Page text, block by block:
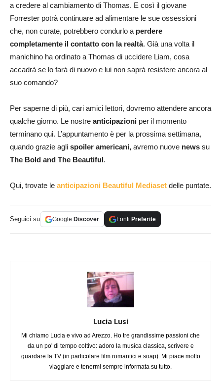
a credere al cambiamento di Thomas. E così il giovane
Forrester potrà continuare ad alimentare le sue ossessioni
che, non curate, potrebbero condurlo a perdere
completamente il contatto con la realtà. Già una volta il
manichino ha ordinato a Thomas di uccidere Liam, cosa
accadrà se lo farà di nuovo e lui non saprà resistere ancora al
suo comando?
Per saperne di più, cari amici lettori, dovremo attendere ancora
qualche giorno. Le nostre anticipazioni per il momento
terminano qui. L’appuntamento è per la prossima settimana,
quando grazie agli spoiler americani, avremo nuove news su
The Bold and The Beautiful .
Qui, trovate le anticipazioni Beautiful Mediaset delle puntate.
Seguici su Google Discover Fonti Preferite
Lucia Lusi
Mi chiamo Lucia e vivo ad Arezzo. Ho tre grandissime passioni che
da un po' di tempo coltivo: adoro la musica classica, scrivere e
guardare la TV (in particolare film romantici e soap). Mi piace molto
viaggiare e tenermi sempre informata su tutto.